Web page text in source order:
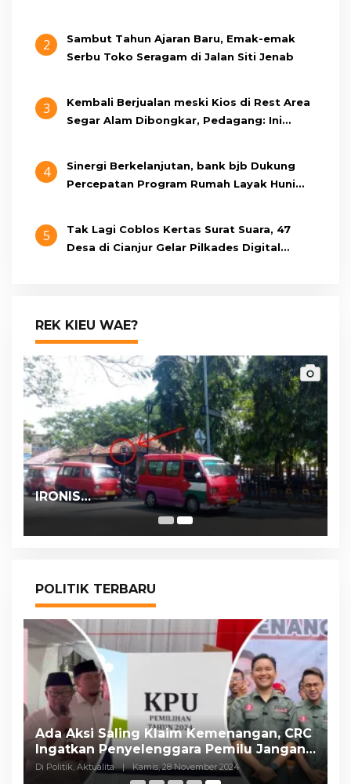
2
Sambut Tahun Ajaran Baru, Emak-emak
Serbu Toko Seragam di Jalan Siti Jenab
3
Kembali Berjualan meski Kios di Rest Area
Segar Alam Dibongkar, Pedagang: Ini
4
Sinergi Berkelanjutan, bank bjb Dukung
Percepatan Program Rumah Layak Huni
5
Tak Lagi Coblos Kertas Surat Suara, 47
Desa di Cianjur Gelar Pilkades Digital
REK KIEU WAE?
IRONIS…
POLITIK TERBARU
Ada Aksi Saling Klaim Kemenangan, CRC
Ingatkan Penyelenggara Pemilu Jangan
Ada Pergeseran Suara
Di Politik, Aktualita | Kamis, 28 November 2024